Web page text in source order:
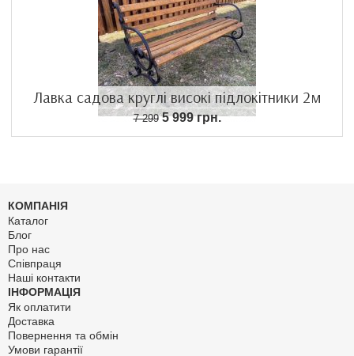
Лавка садова круглі високі підлокітники 2м
7 2995 999 грн.
КОМПАНІЯ
Каталог
Блог
Про нас
Співпраця
Наші контакти
ІНФОРМАЦІЯ
Як оплатити
Доставка
Повернення та обмін
Умови гарантії